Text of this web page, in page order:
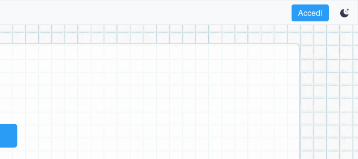
Accedi